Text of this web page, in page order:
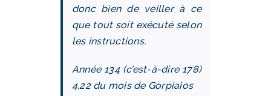
donc bien de veiller à ce
que tout soit exécuté selon
les instructions.
Année 134 (c’est-à-dire 178)
4,22 du mois de Gorpiaios